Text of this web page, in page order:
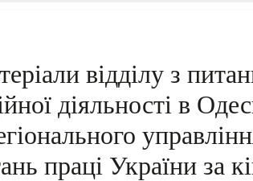
відділу з
діяльності в
праці України за